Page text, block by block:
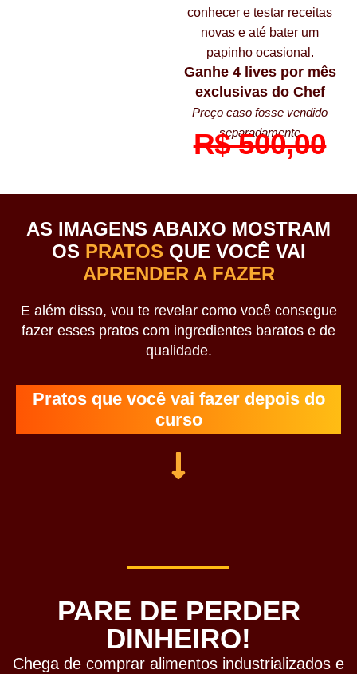
conhecer e testar receitas
novas e até bater um
papinho ocasional.
Ganhe 4 lives por mês
exclusivas do Chef
Preço caso fosse vendido
separadamente
R$ 500,00
AS IMAGENS ABAIXO MOSTRAM
OS PRATOS QUE VOCÊ VAI
APRENDER A FAZER
E além disso, vou te revelarcomo você consegue
fazer esses pratos com ingredientes baratos e de
qualidade.
Pratos que você vai fazer depois do
curso
PARE DE PERDER
DINHEIRO!
Chega de comprar alimentos industrializados e